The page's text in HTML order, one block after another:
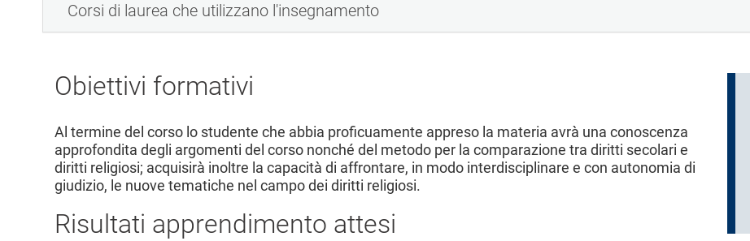
Corsi di laurea che utilizzano l'insegnamento
Obiettivi formativi
Al termine del corso lo studente che abbia proficuamente appreso la materia avrà una conoscenza
approfondita degli argomenti del corso nonché del metodo per la comparazione tra diritti secolari e
diritti religiosi; acquisirà inoltre la capacità di affrontare, in modo interdisciplinare e con autonomia di
giudizio, le nuove tematiche nel campo dei diritti religiosi.
Risultati apprendimento attesi